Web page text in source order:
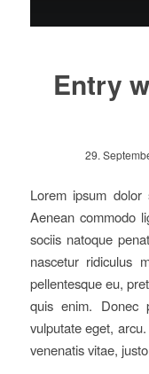
Entry
29.
Lorem ipsum dolor
Aenean commodo
sociis natoque
nascetur ridiculus
pellentesque eu,
quis enim. Donec
vulputate eget,
venenatis vitae,